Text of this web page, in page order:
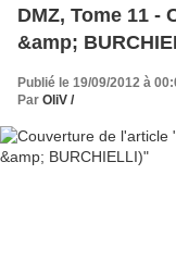
DMZ, Tome 11 -
&amp;
Publié le 19/09/2012 à
Par OliV /